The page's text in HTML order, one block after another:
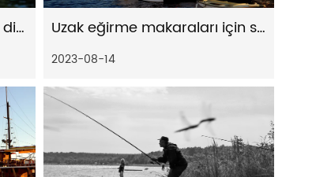
Uzak eğirme makaralarının dikkate değer döküm yeteneklerine katkıda bulunan faktörler ve teknolojiler Uzak eğirme makaraları için sürükleme sistemlerinin önemi
2023-08-14